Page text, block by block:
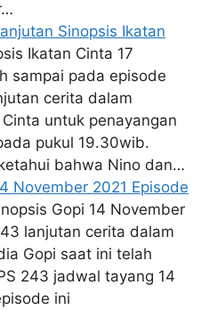
Sinopsis Ikatan
Ikatan Cinta 17
sampai pada episode
cerita dalam
untuk penayangan
pukul 19.30wib.
bahwa Nino dan…
November 2021 Episode
Gopi 14 November
lanjutan cerita dalam
Gopi saat ini telah
243 jadwal tayang 14
ini